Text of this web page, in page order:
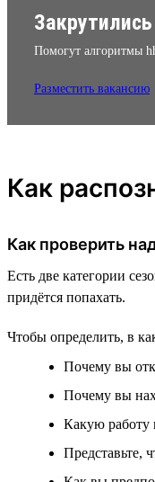
Помогут алгоритмы
Разместить вакансию
Как
Как проверить
Есть две категории
придётся попахать.
Чтобы определить, в
Почему вы
Почему вы
Какую работу
Представьте,